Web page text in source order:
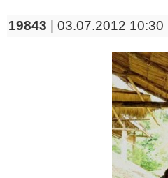
19843 | 03.07.2012 10:30 |